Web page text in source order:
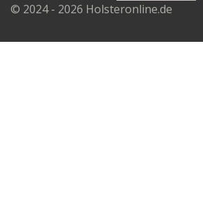
© 2024 - 2026 Holsteronline.de